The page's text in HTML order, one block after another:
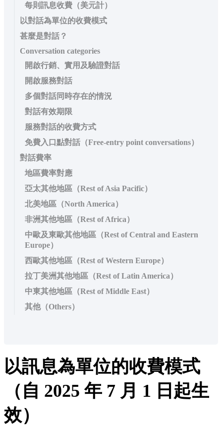
每則訊息收費（美元計）
以對話為單位的收費模式
甚麼是對話？
Conversation categories
開啟行銷、實用及驗證對話
開啟服務對話
多個對話同時存在的情況
對話有效期限
服務對話的收費方式
免費入口點對話（Free-entry point conversations）
對話費率
地區費率對應
亞太其他地區（Rest of Asia Pacific）
北美地區（North America）
非洲其他地區（Rest of Africa）
中歐及東歐其他地區（Rest of Central and Eastern
Europe）
西歐其他地區（Rest of Western Europe）
拉丁美洲其他地區（Rest of Latin America）
中東其他地區（Rest of Middle East）
其他（Others）
以訊息為單位的收費模式
（自 2025 年 7 月 1 日起生
效）